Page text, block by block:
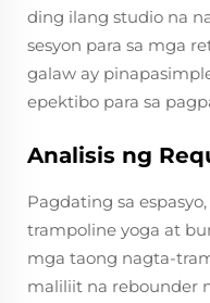
ding ilang studio na
sesyon para sa mga
galaw ay
epektibo para sa
Analisis ng
Pagdating sa
trampoline yoga at
mga taong nagta-
maliliit na rebounder